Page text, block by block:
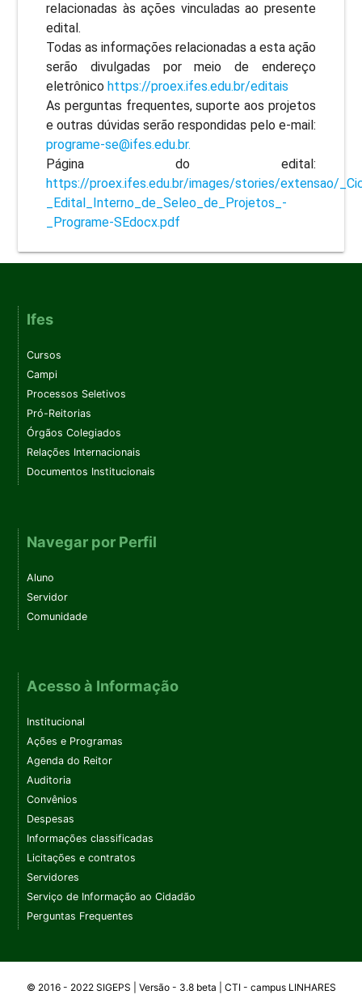
relacionadas às ações vinculadas ao presente
edital.
Todas as informações relacionadas a esta ação
serão divulgadas por meio de endereço
eletrônico https://proex.ifes.edu.br/editais
As perguntas frequentes, suporte aos projetos
e outras dúvidas serão respondidas pelo e-mail:
programe-se@ifes.edu.br.
Página do edital:
https://proex.ifes.edu.br/images/stories/extensao/
_Edital_Interno_de_Seleo_de_Projetos_-
_Programe-SEdocx.pdf
Ifes
Cursos
Campi
Processos Seletivos
Pró-Reitorias
Órgãos Colegiados
Relações Internacionais
Documentos Institucionais
Navegar por Perfil
Aluno
Servidor
Comunidade
Acesso à Informação
Institucional
Ações e Programas
Agenda do Reitor
Auditoria
Convênios
Despesas
Informações classificadas
Licitações e contratos
Servidores
Serviço de Informação ao Cidadão
Perguntas Frequentes
© 2016 - 2022 SIGEPS | Versão - 3.8 beta | CTI - campusLINHARES